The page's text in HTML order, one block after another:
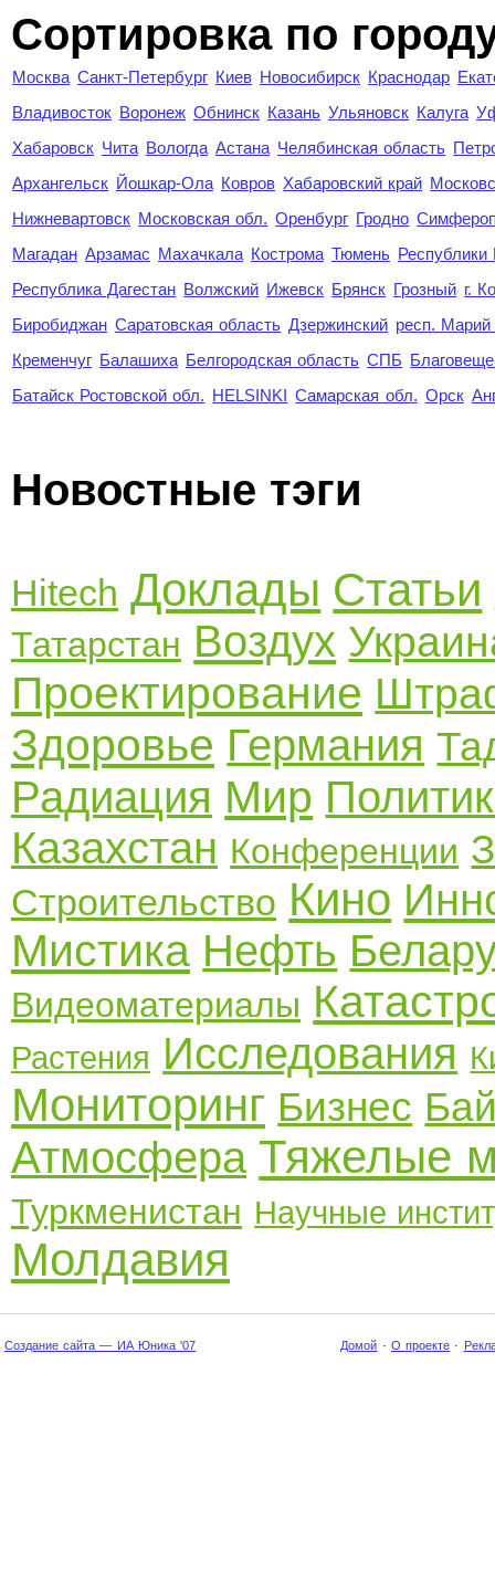
Cортировка по
Москва Санкт-Петербург Киев Новосибирск Краснодар
Владивосток Воронеж Обнинск Казань Ульяновск Калуга
Хабаровск Чита Вологда Астана Челябинская область
Архангельск Йошкар-Ола Ковров Хабаровский край
Нижневартовск Московская обл. Оренбург Гродно
Магадан Арзамас Махачкала Кострома Тюмень Республики
Республика Дагестан Волжский Ижевск Брянск Грозный г.
Биробиджан Саратовская область Дзержинский респ.
Кременчуг Балашиха Белгородская область СПБ
Батайск Ростовской обл. HELSINKI Самарская обл. Орск
Новостные тэги
Hitech Доклады Статьи
Татарстан Воздух
Проектирование
Здоровье Германия
Радиация Мир
Казахстан Конференции
Строительство Кино
Мистика Нефть
Видеоматериалы
Растения Исследования
Мониторинг Бизнес
Атмосфера Тяжелые
Туркменистан Научные
Молдавия
Создание сайта — ИА Юника '07 Домой · О проекте ·